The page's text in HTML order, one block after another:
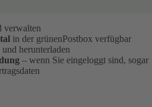
verwalten
in der grünenPostbox verfügbar
herunterladen
– wenn Sie eingeloggt sind, sogar